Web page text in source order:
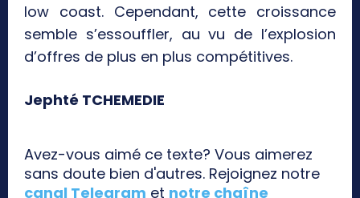
low coast. Cependant, cette croissance
semble s’essouffler, au vu de l’explosion
d’offres de plus en plus compétitives.
Jephté TCHEMEDIE
Avez-vous aimé ce texte? Vous aimerez
sans doute bien d'autres. Rejoignez notre
canal Telegram et notre chaîne